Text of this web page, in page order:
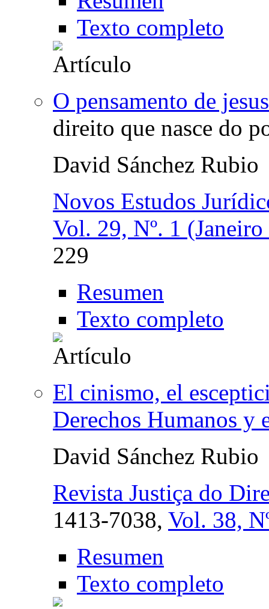
Texto completo
O pensamento de
direito que nasce do
David Sánchez Rubio
Novos Estudos
Vol. 29, Nº. 1
229
Resumen
Texto completo
El cinismo, el
Derechos Humanos y
David Sánchez Rubio
Revista Justiça do
1413-7038, Vol. 38,
Resumen
Texto completo